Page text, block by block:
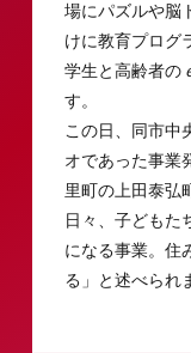
場にパズルや脳
けに教育プログ
学生と高齢者の
す。
この日、同市中
オであった事業
里町の上田泰弘
日々、子どもた
になる事業。住
る」と述べられ